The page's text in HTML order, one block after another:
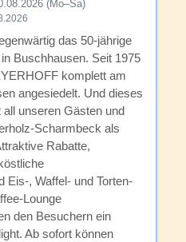
(Mo–Sa)
das 50-jährige
Buschhausen. Seit 1975
komplett am
angesiedelt. Und dieses
unseren Gästen und
Scharmbeck als
Rabatte,
Eis-, Waffel- und Torten-
Lounge
den Besuchern ein
Ab sofort können